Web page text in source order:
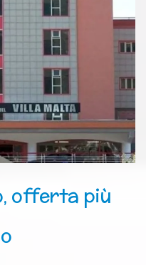
offerta più